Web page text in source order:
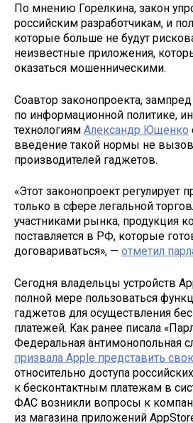
По мнению Горелкина, закон
российским разработчикам, и
которые больше не будут
неизвестные приложения,
оказаться мошенническими.
Соавтор законопроекта,
по информационной политике,
технологиям Александр Ющенко
введение такой нормы не
производителей гаджетов.
«Этот законопроект регулирует
только в сфере легальной
участниками рынка, продукция
поставляется в РФ, которые
договариваться», — отметил
Сегодня владельцы устройств
полной мере пользоваться
гаджетов для осуществления
платежей. Как ранее писала
Федеральная антимонопольная
призвала Apple представить
относительно доступа
к бесконтактным платежам в
ФАС возникли вопросы к
из магазина приложений